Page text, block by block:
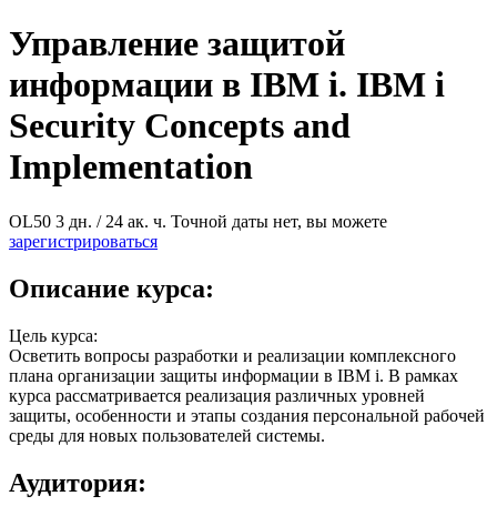
Управление защитой
информации в IBM i. IBM i
Security Concepts and
Implementation
OL50 3 дн. / 24 ак. ч. Точной даты нет, вы можете
зарегистрироваться
Описание курса:
Цель курса:
Осветить вопросы разработки и реализации комплексного
плана организации защиты информации в IBM i. В рамках
курса рассматривается реализация различных уровней
защиты, особенности и этапы создания персональной рабочей
среды для новых пользователей системы.
Аудитория: